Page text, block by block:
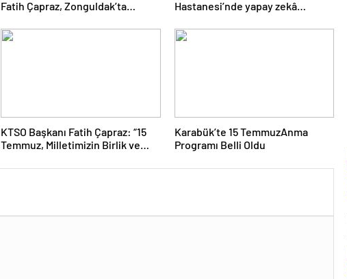
Fatih Çapraz, Zonguldak’ta
Lojistikte Yeni Ufuklar
Sempozyumu”na katıldı.
Hastanesi’nde yapay zekâ
KTSO Başkanı Fatih Çapraz: “15
Temmuz, Milletimizin Birlik ve
Gösterdiği Gündür”
Karabük’te 15 TemmuzAnma
Programı Belli Oldu